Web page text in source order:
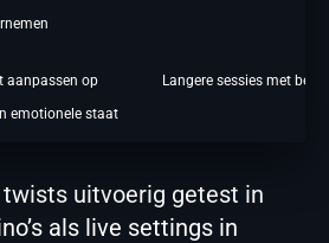
aanpassen op
emotionele staat
Langere sessies met
twists uitvoerig getest in
als live settings in